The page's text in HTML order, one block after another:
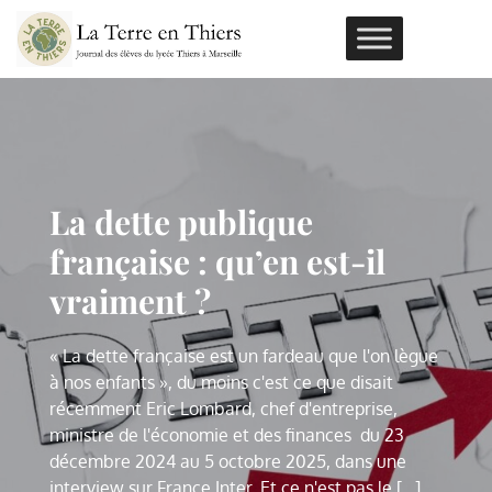
Skip
content
le
?
et auteur notable de
lors de son doctorat un
présentant les
extraordinaire située à
Le niveau de
y inclut un [...]
La dette publique
française : qu’en est-il
vraiment ?
« La dette française est un fardeau que l'on lègue
à nos enfants », du moins c'est ce que disait
récemment Eric Lombard, chef d'entreprise,
ministre de l'économie et des finances du 23
décembre 2024 au 5 octobre 2025, dans une
interview sur France Inter. Et ce n'est pas le [...]
Connaissez-
pastiche
scientifique
Isaac Asimov,
l'Age d'or de la SF, a
pastiche d'étude
propriétés d'une
la fois dans le passé et
détail du pastiche est